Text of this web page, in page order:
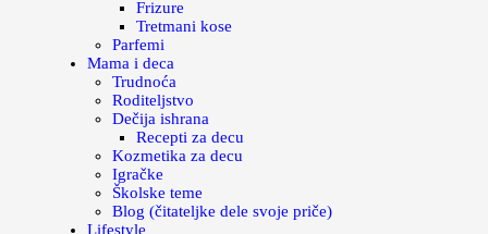
Frizure
Tretmani kose
Parfemi
Mama i deca
Trudnoća
Roditeljstvo
Dečija ishrana
Recepti za decu
Kozmetika za decu
Igračke
Školske teme
Blog (čitateljke dele svoje priče)
Lifestyle